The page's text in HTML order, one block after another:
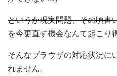
というか現実問題、その頃書
を今更直す機会なんて起こり
そんなブラウザの対応状況に
れません。